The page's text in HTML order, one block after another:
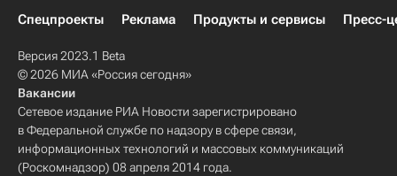
Спецпроекты
Реклама Продукты и сервисы Пресс-
Версия 2023.1 Beta
© 2026 МИА «Россия сегодня»
Вакансии
Сетевое издание РИА Новости зарегистрировано
в Федеральной службе по надзору в сфере связи,
информационных технологий и массовых коммуникаций
(Роскомнадзор) 08 апреля 2014 года.